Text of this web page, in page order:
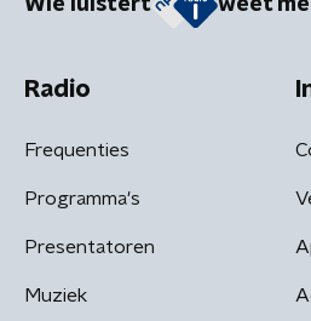
Wie luistert weet
Radio
Frequenties
Programma's
Presentatoren
Muziek